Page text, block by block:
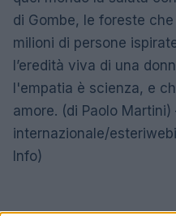
di Gombe, le foreste
milioni di persone
l’eredità viva di una
l'empatia è scienza, e
amore. (di Paolo
internazionale/
Info)